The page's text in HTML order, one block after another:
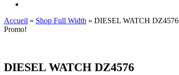
Accueil » Shop Full Width » DIESEL WATCH DZ4576
Promo!
DIESEL WATCH DZ4576